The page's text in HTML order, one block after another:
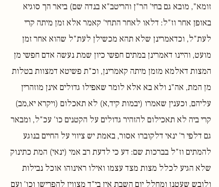
זומא", מובא גם בחי' הר"ן והריטב"א בנדה שם) ביאר הך סוגיא
באופן אחר וז"ל: דלאו לאחר התחי' קאמר אלא זמן מיתה קרי
לעת"ל, וכדאמרינן שלא תהא מכשילן לעת"ל שהוא אחר זמן
מועט, והיינו דאמרינן במתים חפשי כיון שמת נעשה אדם חפשי מן
המצות דאלמא מזמן מיתה קאמרינן, וכ"ת פשיטא דמצוות בטלות
מן המת, אה"נ ולא בא אלא לומר שאפילו גדולים אינן מוזהרין
עליהם, וכענין שאמרו (יבמות קיד,א) לא תאכלום (ויקרא יא,מב)
קרי ביה לא תאכילום להזהיר גדולים על הקטנים כו' עכ"ל, ומבאר
גם דלפי ר' ינאי דלקוברו אסור, באמת יש ציווי על החיים בנוגע
להמתים וז"ל בברכות שם: דע כי לדעת רב אמי (ינאי) המת כתינוק
שלא הגיע לכלל מצות מצד עצמו ואילו ראינוהו אוכל נבילות
ולובש שעטנז ומחלל יום השבת אין בי"ד מצווין להפרישו וכו' ועם